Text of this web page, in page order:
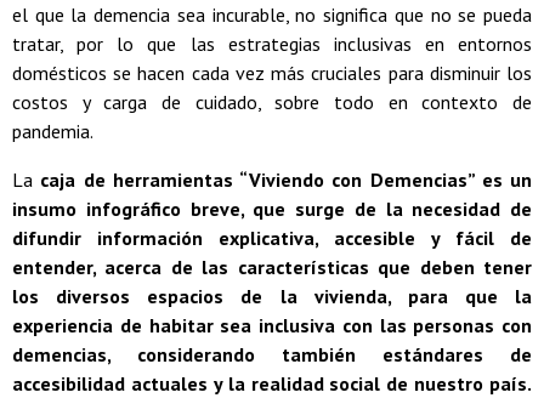
el que la demencia sea incurable, no significa que no se pueda
tratar, por lo que las estrategias inclusivas en entornos
domésticos se hacen cada vez más cruciales para disminuir los
costos y carga de cuidado, sobre todo en contexto de
pandemia.
La caja de herramientas “Viviendo con Demencias” es un
insumo infográfico breve, que surge de la necesidad de
difundir información explicativa, accesible y fácil de
entender, acerca de las características que deben tener
los diversos espacios de la vivienda, para que la
experiencia de habitar sea inclusiva con las personas con
demencias, considerando también estándares de
accesibilidad actuales y la realidad social de nuestro país.